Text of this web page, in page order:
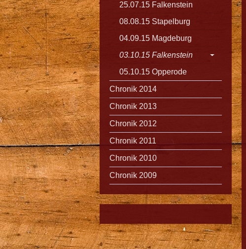
25.07.15 Falkenstein
08.08.15 Stapelburg
04.09.15 Magdeburg
03.10.15 Falkenstein
05.10.15 Opperode
Chronik 2014
Chronik 2013
Chronik 2012
Chronik 2011
Chronik 2010
Chronik 2009